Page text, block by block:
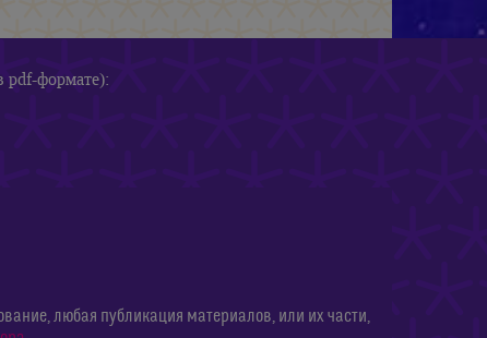
pdf-формате):
любая публикация материалов, или их части,